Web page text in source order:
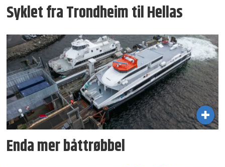
Syklet fra Trondheim til Hellas
Enda mer båttrøbbel